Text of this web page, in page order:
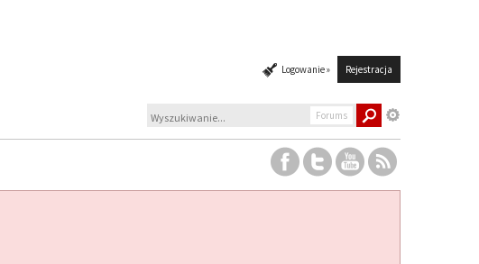
Logowanie » Rejestracja
Forums